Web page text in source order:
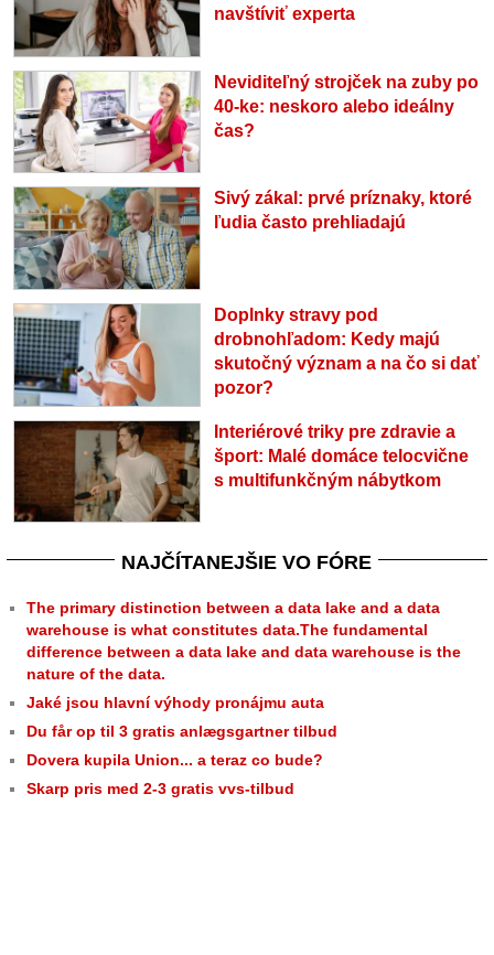
navštíviť experta
Neviditeľný strojček na zuby po
40-ke: neskoro alebo ideálny
čas?
Sivý zákal: prvé príznaky, ktoré
ľudia často prehliadajú
Doplnky stravy pod
drobnohľadom: Kedy majú
skutočný význam a na čo si dať
pozor?
Interiérové triky pre zdravie a
šport: Malé domáce telocvične
s multifunkčným nábytkom
NAJČÍTANEJŠIE VO FÓRE
The primary distinction between a data lake and a data
warehouse is what constitutes data.The fundamental
difference between a data lake and data warehouse is the
nature of the data.
Jaké jsou hlavní výhody pronájmu auta
Du får op til 3 gratis anlægsgartner tilbud
Dovera kupila Union... a teraz co bude?
Skarp pris med 2-3 gratis vvs-tilbud